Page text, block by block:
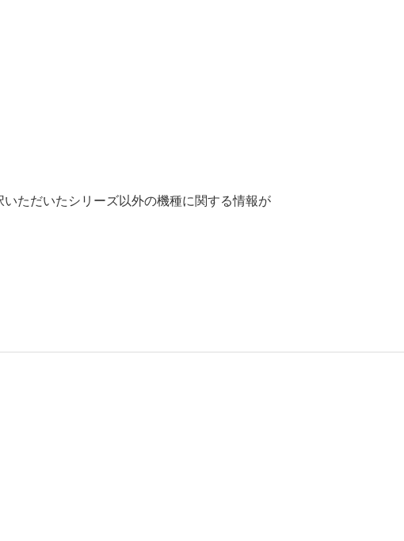
ただいたシリーズ以外の機種に関する情報が